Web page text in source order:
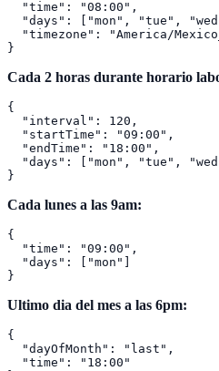
  "time": "08:00",
"days": ["mon", "tue",
"timezone": "America/
Cada 2 horas durante horario
{
  "interval": 120,
  "startTime": "09:00",
  "endTime": "18:00",
"days": ["mon", "tue",
Cada lunes a las 9am:
{
  "time": "09:00",
  "days": ["mon"]
Ultimo dia del mes a las 6pm:
{
  "dayOfMonth": "last",
  "time": "18:00"